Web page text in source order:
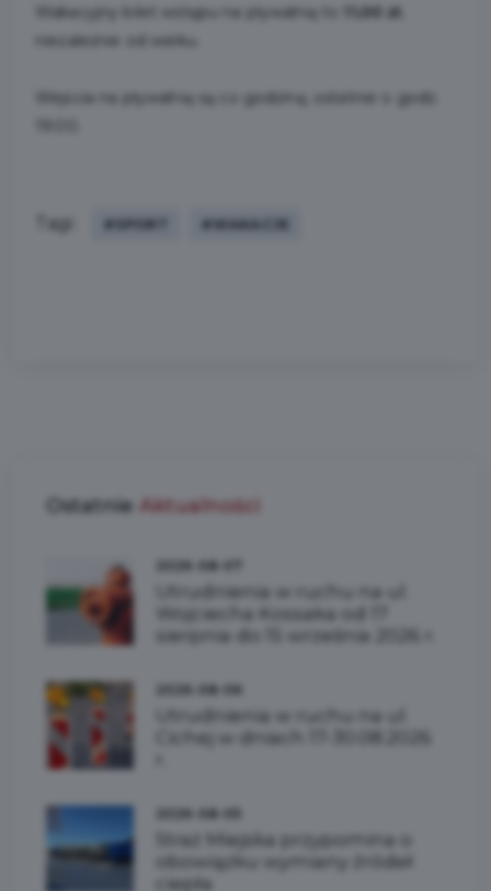
Wakacyjny bilet wstępu na pływalnię to 11,00 zł
niezależnie od wieku.
Wejścia na pływalnię są co godzinę, ostatnie o godz.
Tagi: #SPORT #WAKACJE
Ostatnie Aktualności
2026-08-07
Utrudnienia w ruchu na ul.
Wojciecha Kossaka od 17
sierpnia do 15 września 2026 r.
2026-08-06
Utrudnienia w ruchu na ul.
Cichej w dniach 17-30.08.2026
2026-08-05
Straż Miejska przypomina o
obowiązku wymiany źródeł
ciepła